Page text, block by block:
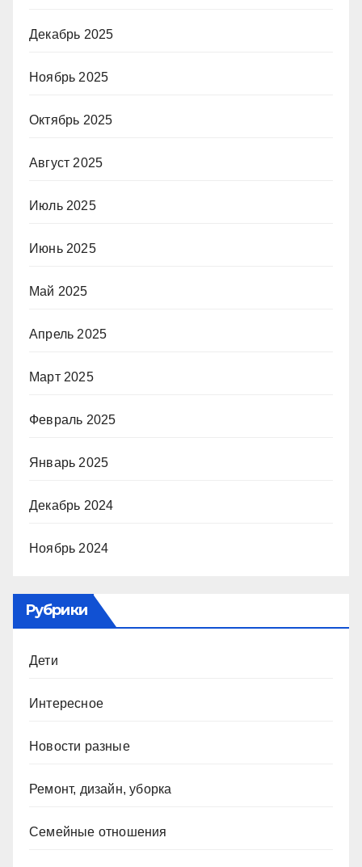
Декабрь 2025
Ноябрь 2025
Октябрь 2025
Август 2025
Июль 2025
Июнь 2025
Май 2025
Апрель 2025
Март 2025
Февраль 2025
Январь 2025
Декабрь 2024
Ноябрь 2024
Рубрики
Дети
Интересное
Новости разные
Ремонт, дизайн, уборка
Семейные отношения